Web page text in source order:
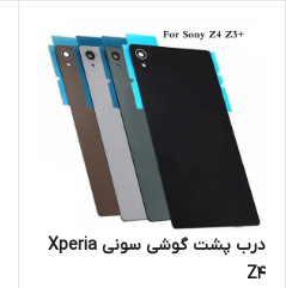
درب پشت گوشی سونی Xperia
Z4